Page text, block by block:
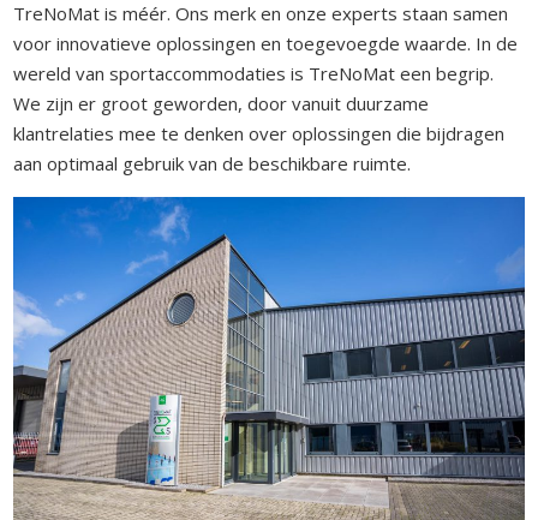
TreNoMat is méér. Ons merk en onze experts staan samen
voor innovatieve oplossingen en toegevoegde waarde. In de
wereld van sportaccommodaties is TreNoMat een begrip.
We zijn er groot geworden, door vanuit duurzame
klantrelaties mee te denken over oplossingen die bijdragen
aan optimaal gebruik van de beschikbare ruimte.